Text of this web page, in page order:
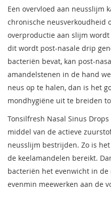
Een overvloed aan neusslijm
chronische neusverkoudheid
overproductie aan slijm
dit wordt post-nasale drip
bacteriën bevat, kan post-
amandelstenen in de hand
neus op te halen, dan is het
mondhygiëne uit te breiden
Tonsilfresh Nasal Sinus
middel van de actieve
neusslijm bestrijden. Zo is
de keelamandelen bereikt.
bacteriën het evenwicht in
evenmin meewerken aan de